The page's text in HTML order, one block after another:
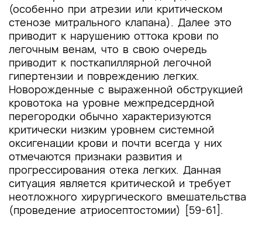
(особенно при атрезии или критическом
стенозе митрального клапана). Далее это
приводит к нарушению оттока крови по
легочным венам, что в свою очередь
приводит к посткапиллярной легочной
гипертензии и повреждению легких.
Новорожденные с выраженной обструкцией
кровотока на уровне межпредсердной
перегородки обычно характеризуются
критически низким уровнем системной
оксигенации крови и почти всегда у них
отмечаются признаки развития и
прогрессирования отека легких. Данная
ситуация является критической и требует
неотложного хирургического вмешательства
(проведение атриосептостомии) [59-61].